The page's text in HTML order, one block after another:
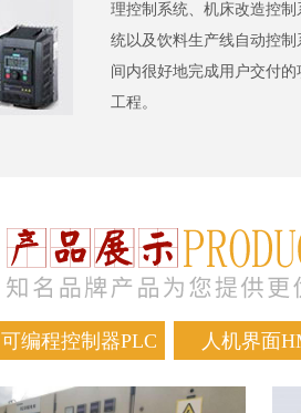
理控制系统、机床改造控
统以及饮料生产线自动控
间内很好地完成用户交付
工程。
可编程控制器PLC 人机界面